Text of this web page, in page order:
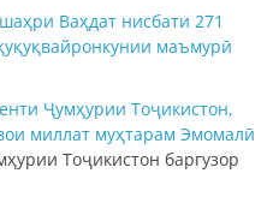
Ваҳдат нисбати 271
маъмурӣ
Ҷумҳурии Тоҷикистон,
миллат муҳтарам Эмомалӣ
Тоҷикистон баргузор